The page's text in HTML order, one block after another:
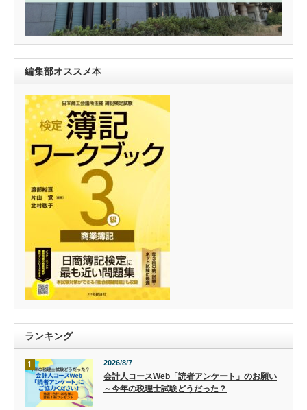
編集部オススメ本
ランキング
1 2026/8/7
会計人コースWeb「読者アンケート」のお願い
～今年の税理士試験どうだった？